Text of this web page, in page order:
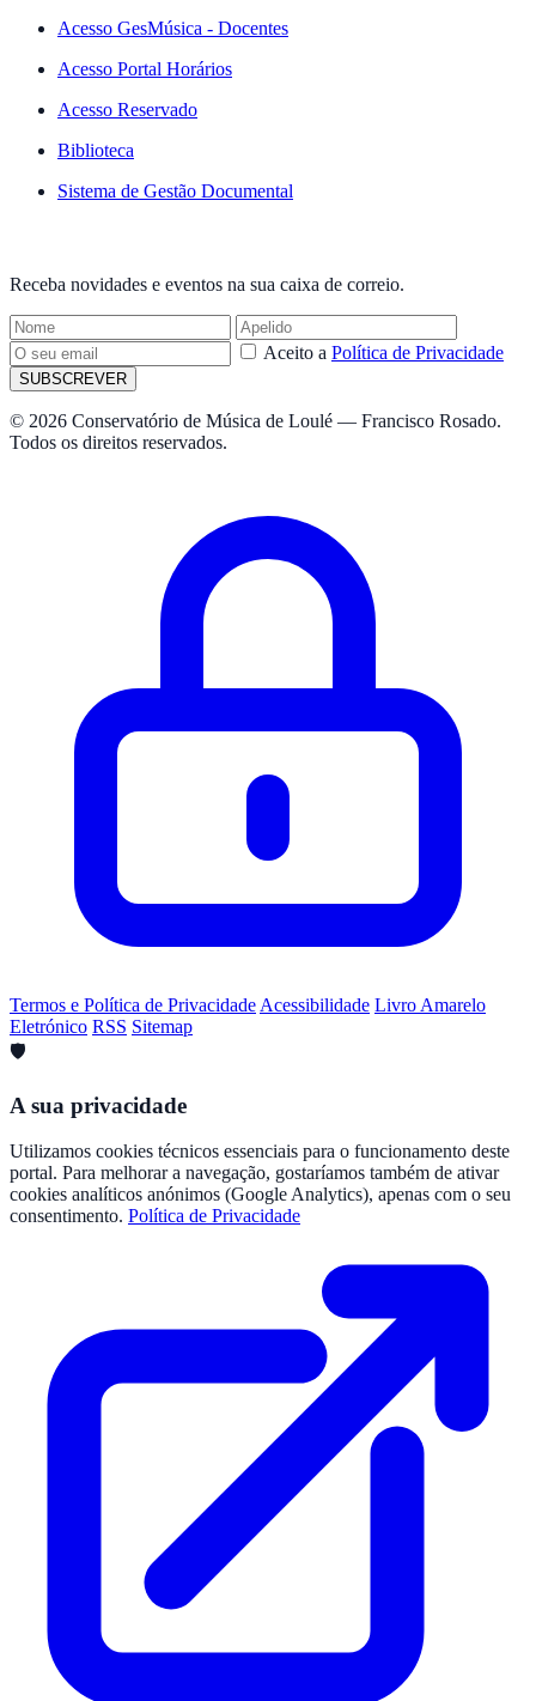
Acesso GesMúsica - Docentes
Acesso Portal Horários
Acesso Reservado
Biblioteca
Sistema de Gestão Documental
Receba novidades e eventos na sua caixa de correio.
Aceito a Política de Privacidade
SUBSCREVER
© 2026 Conservatório de Música de Loulé — Francisco Rosado.
Todos os direitos reservados.
Termos e Política de Privacidade Acessibilidade Livro Amarelo
Eletrónico RSS Sitemap
🛡️
A sua privacidade
Utilizamos cookies técnicos essenciais para o funcionamento deste
portal. Para melhorar a navegação, gostaríamos também de ativar
cookies analíticos anónimos (Google Analytics), apenas com o seu
consentimento. Política de Privacidade